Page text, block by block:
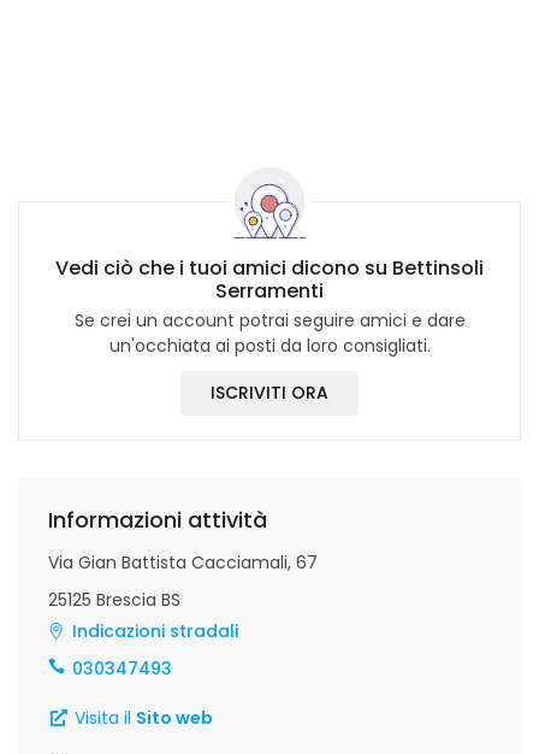
Vedi ciò che i tuoi amici dicono su Bettinsoli
Serramenti
Se crei un account potrai seguire amici e dare
un'occhiata ai posti da loro consigliati.
ISCRIVITI ORA
Informazioni attività
Via Gian Battista Cacciamali, 67
25125 Brescia BS
Indicazioni stradali
030347493
Visita il Sito web